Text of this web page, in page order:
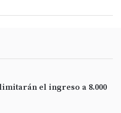
el ingreso a 8.000